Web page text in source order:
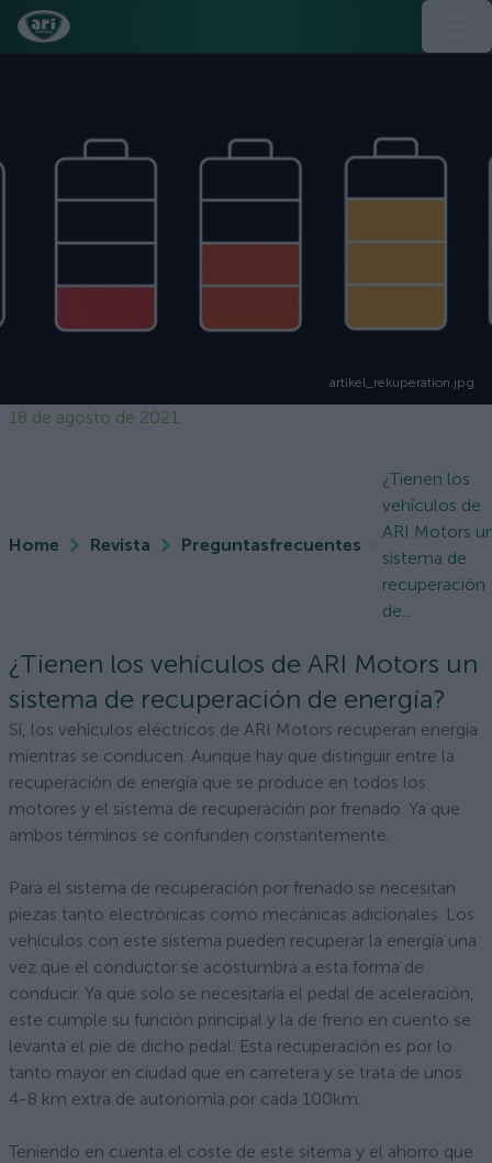
artikel_rekuperation.jpg
18 de agosto de 2021
Home Revista Preguntasfrecuentes
¿Tienen los
vehículos de
ARI Motors
sistema de
recuperación
de...
¿Tienen los vehículos de ARI Motors un
sistema de recuperación de energía?
Sí, los vehículos eléctricos de ARI Motors recuperan energía
mientras se conducen. Aunque hay que distinguir entre la
recuperación de energía que se produce en todos los
motores y el sistema de recuperación por frenado. Ya que
ambos términos se confunden constantemente.
Para el sistema de recuperación por frenado se necesitan
piezas tanto electrónicas como mecánicas adicionales. Los
vehículos con este sistema pueden recuperar la energía una
vez que el conductor se acostumbra a esta forma de
conducir. Ya que solo se necesitaría el pedal de aceleración,
este cumple su función principal y la de freno en cuento se
levanta el pie de dicho pedal. Esta recuperación es por lo
tanto mayor en ciudad que en carretera y se trata de unos
4-8 km extra de autonomía por cada 100km.
Teniendo en cuenta el coste de este sitema y el ahorro que